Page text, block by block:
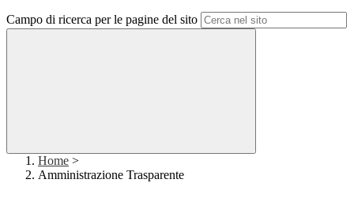
Campo di ricerca per le pagine del sito
Home >
Amministrazione Trasparente